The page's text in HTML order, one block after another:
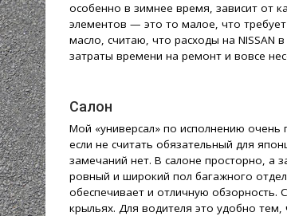
особенно в зимнее время, зависит от
элементов — это то малое, что
масло, считаю, что расходы на
затраты времени на ремонт и вовсе
Салон
Мой «универсал» по исполнению
если не считать обязательный для
замечаний нет. В салоне просторно, а
ровный и широкий пол багажного
обеспечивает и отличную обзорность.
крыльях. Для водителя это удобно